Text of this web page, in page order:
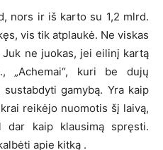
nors ir iš karto su 1,2 mlrd.
vis tik atplaukė. Ne viskas
ne juokas, jei eilinį kartą
„Achemai“, kuri be dujų
gamybą. Yra kaip
reikėjo nuomotis šį laivą,
kaip klausimą spręsti.
apie kitką .